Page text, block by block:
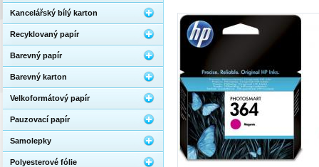
Kancelářský bílý karton
Recyklovaný papír
Barevný papír
Barevný karton
Velkoformátový papír
Pauzovací papír
Samolepky
Polyesterové fólie